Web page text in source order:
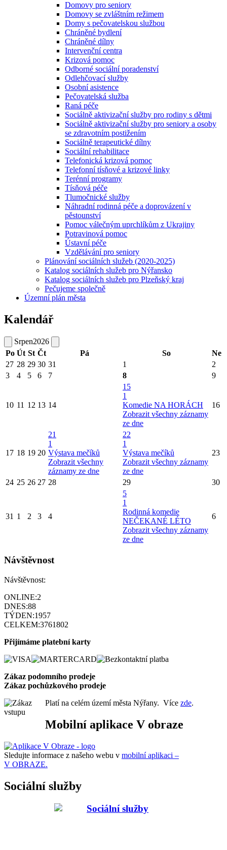
Domovy pro seniory
Domovy se zvláštním režimem
Domy s pečovatelskou službou
Chráněné bydlení
Chráněné dílny
Intervenční centra
Krizová pomoc
Odborné sociální poradenství
Odlehčovací služby
Osobní asistence
Pečovatelská služba
Raná péče
Sociálně aktivizační služby pro rodiny s dětmi
Sociálně aktivizační služby pro seniory a osoby
se zdravotním postižením
Sociálně terapeutické dílny
Sociální rehabilitace
Telefonická krizová pomoc
Telefonní tísňové a krizové linky
Terénní programy
Tísňová péče
Tlumočnické služby
Náhradní rodinná péče a doprovázení v
pěstounství
Pomoc válečným uprchlíkům z Ukrajiny
Potravinová pomoc
Ústavní péče
Vzdělávání pro seniory
Plánování sociálních služeb (2020-2025)
Katalog sociálních služeb pro Nýřansko
Katalog sociálních služeb pro Plzeňský kraj
Pečujeme společně
Územní plán města
Kalendář
Srpen2026
Po Út St Čt Pá So
Ne
27 28 29 30 31 1
2
3
4 5 6 7 8 9
10 11 12 13 14
15
1
Komedie NA HORÁCH
Zobrazit všechny záznamy
ze dne
16
17 18 19 20
21
1
Výstava mečíků
Zobrazit všechny
záznamy ze dne
22
1
Výstava mečíků
Zobrazit všechny záznamy
ze dne
23
24 25 26 27 28 29 30
31 1 2 3 4
5
1
Rodinná komedie
NEČEKANÉ LÉTO
Zobrazit všechny záznamy
ze dne
6
Návštěvnost
Návštěvnost:
ONLINE:2
DNES:88
TÝDEN:1957
CELKEM:3761802
Přijímáme platební karty
Zákaz podomního prodeje
Zákaz pochůzkového prodeje
Platí na celém území města Nýřany. Více zde.
Mobilní aplikace V obraze
Sledujte informace z našeho webu v mobilní aplikaci –
V OBRAZE.
Sociální služby